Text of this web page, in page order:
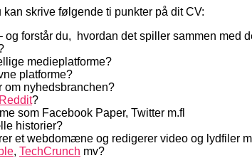
skrive følgende ti punkter på dit CV:
forstår du, hvordan det spiller sammen med
medieplatforme?
platforme?
om nyhedsbranchen?
Reddit?
som Facebook Paper, Twitter m.fl
historier?
et webdomæne og redigerer video og lydfiler
, TechCrunch mv?